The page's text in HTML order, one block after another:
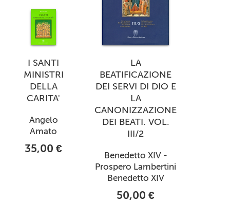
I SANTI
MINISTRI
DELLA
CARITA'
Angelo
Amato
35,00 €
LA
BEATIFICAZIONE
DEI SERVI DI DIO E
LA
CANONIZZAZIONE
DEI BEATI. VOL.
III/2
Benedetto XIV -
Prospero Lambertini
Benedetto XIV
50,00 €